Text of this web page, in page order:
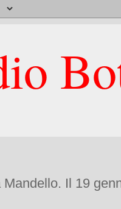
Mandello. Il 19